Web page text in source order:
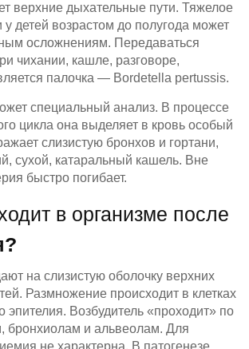
верхние дыхательные пути. Тяжелое
у детей возрастом до полугода может
осложнениям. Передаваться
чихании, кашле, разговоре,
палочка — Bordetella pertussis.
специальный анализ. В процессе
цикла она выделяет в кровь особый
слизистую бронхов и гортани,
сухой, катаральный кашель. Вне
быстро погибает.
в организме после
на слизистую оболочку верхних
Размножение происходит в клетках
эпителия. Возбудитель «проходит» по
бронхиолам и альвеолам. Для
не характерна. В патогенезе